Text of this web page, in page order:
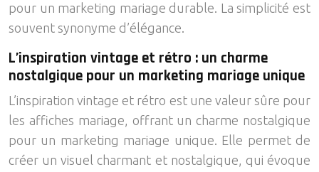
pour un marketing mariage durable. La simplicité est
souvent synonyme d’élégance.
L’inspiration vintage et rétro : un charme
nostalgique pour un marketing mariage unique
L’inspiration vintage et rétro est une valeur sûre pour
les affiches mariage, offrant un charme nostalgique
pour un marketing mariage unique. Elle permet de
créer un visuel charmant et nostalgique, qui évoque